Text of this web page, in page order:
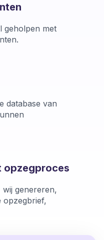
geholpen met
database van
opzegproces
wij genereren,
opzegbrief,